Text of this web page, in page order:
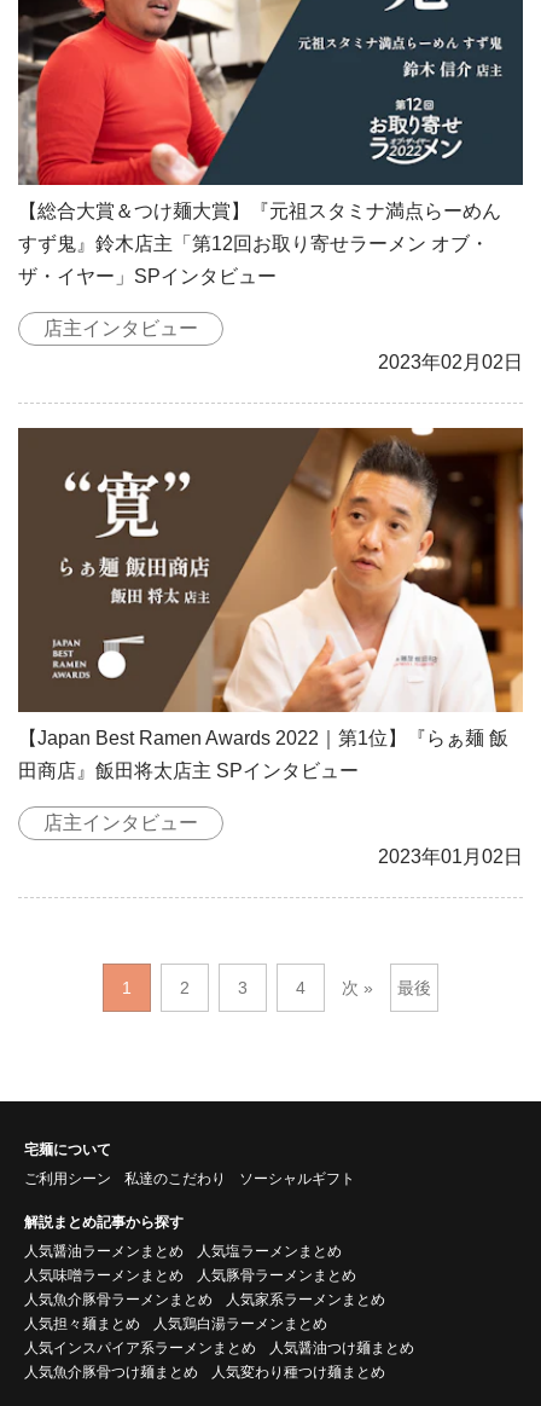
【総合大賞＆つけ麺大賞】『元祖スタミナ満点らーめん
すず鬼』鈴木店主「第12回お取り寄せラーメン オブ・
ザ・イヤー」SPインタビュー
店主インタビュー
2023年02月02日
【Japan Best Ramen Awards 2022｜第1位】『らぁ麺 飯
田商店』飯田将太店主 SPインタビュー
店主インタビュー
2023年01月02日
1 2 3 4 次 » 最後
宅麺について
ご利用シーン
私達のこだわり ソーシャルギフト
解説まとめ記事から探す
人気醤油ラーメンまとめ
人気塩ラーメンまとめ
人気味噌ラーメンまとめ
人気豚骨ラーメンまとめ
人気魚介豚骨ラーメンまとめ
人気家系ラーメンまとめ
人気担々麺まとめ
人気鶏白湯ラーメンまとめ
人気インスパイア系ラーメンまとめ
人気醤油つけ麺まとめ
人気魚介豚骨つけ麺まとめ
人気変わり種つけ麺まとめ